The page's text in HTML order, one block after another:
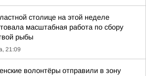
столице на этой неделе
масштабная работа по сбору
рыбы
21:09
волонтёры отправили в зону